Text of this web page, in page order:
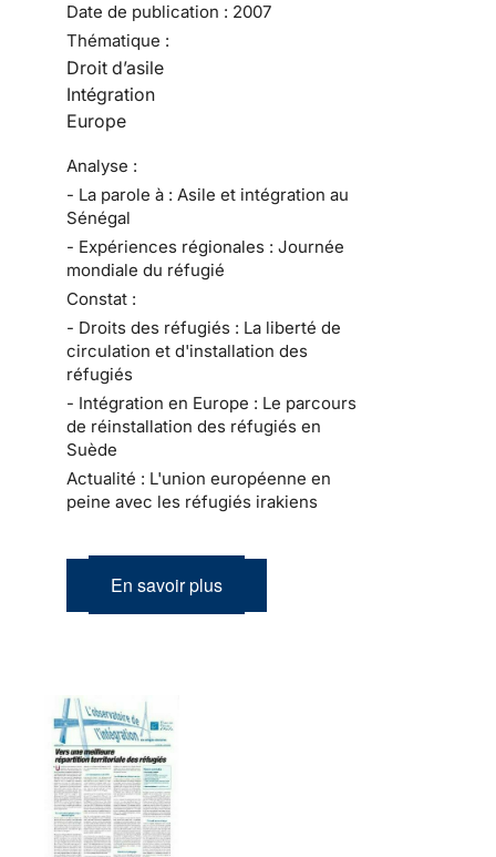
Date de publication : 2007
Thématique :
Droit d’asile
Intégration
Europe
Analyse :
- La parole à : Asile et intégration au
Sénégal
- Expériences régionales : Journée
mondiale du réfugié
Constat :
- Droits des réfugiés : La liberté de
circulation et d'installation des
réfugiés
- Intégration en Europe : Le parcours
de réinstallation des réfugiés en
Suède
Actualité : L'union européenne en
peine avec les réfugiés irakiens
En savoir plus